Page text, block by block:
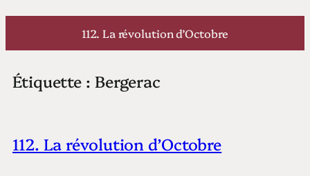
Aller
112. La révolution d’Octobre
Étiquette : Bergerac
112. La révolution d’Octobre